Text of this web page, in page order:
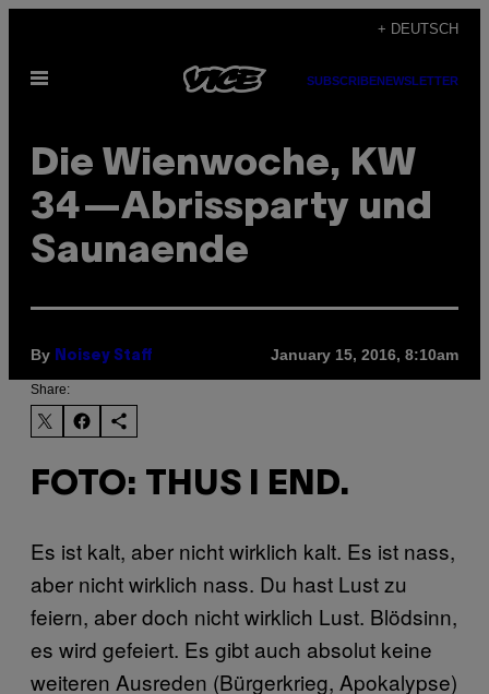
content
+ DEUTSCH
Open
SUBSCRIBENEWSLETTER
Die Wienwoche, KW
34—Abrissparty und
Saunaende
By Noisey Staff January 15, 2016, 8:10am
Share:
FOTO: THUS I END.
Es ist kalt, aber nicht wirklich kalt. Es ist nass,
aber nicht wirklich nass. Du hast Lust zu
feiern, aber doch nicht wirklich Lust. Blödsinn,
es wird gefeiert. Es gibt auch absolut keine
weiteren Ausreden (Bürgerkrieg, Apokalypse)